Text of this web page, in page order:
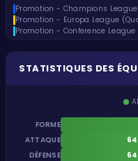
Promotion - Champions
Promotion - Europa League
Promotion - Conference
STATISTIQUES DES
FORME
ATTAQUE
DÉFENSE